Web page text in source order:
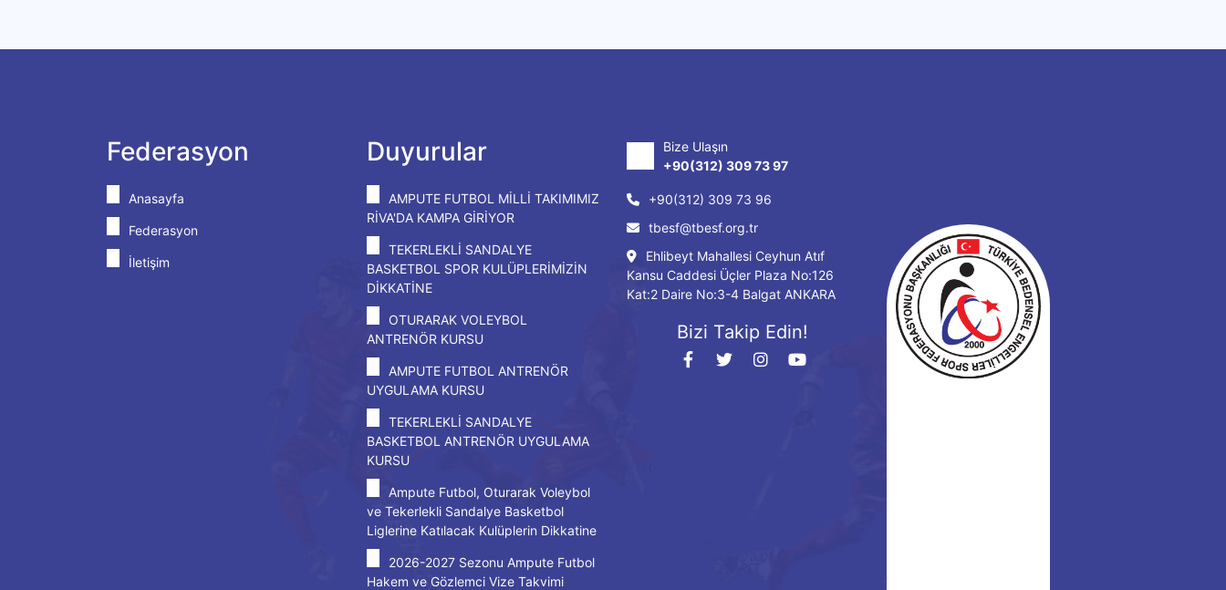
Federasyon
Anasayfa
Federasyon
İletişim
Duyurular
AMPUTE FUTBOL MİLLİ TAKIMIMIZ
RİVA'DA KAMPA GİRİYOR
TEKERLEKLİ SANDALYE
BASKETBOL SPOR KULÜPLERİMİZİN
DİKKATİNE
OTURARAK VOLEYBOL
ANTRENÖR KURSU
AMPUTE FUTBOL ANTRENÖR
UYGULAMA KURSU
TEKERLEKLİ SANDALYE
BASKETBOL ANTRENÖR UYGULAMA
KURSU
Ampute Futbol, Oturarak Voleybol
ve Tekerlekli Sandalye Basketbol
Liglerine Katılacak Kulüplerin Dikkatine
2026-2027 Sezonu Ampute Futbol
Hakem ve Gözlemci Vize Takvimi
Bize Ulaşın
+90(312) 309 73 97
+90(312) 309 73 96
tbesf@tbesf.org.tr
Ehlibeyt Mahallesi Ceyhun Atıf
Kansu Caddesi Üçler Plaza No:126
Kat:2 Daire No:3-4 Balgat ANKARA
Bizi Takip Edin!